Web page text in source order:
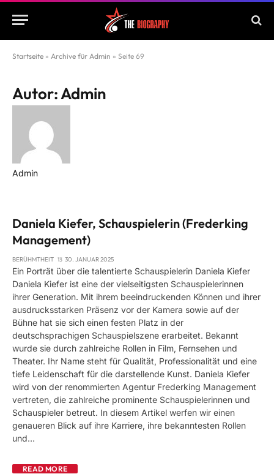
Startseite » Archive für Admin » Seite 69
Autor:Admin
Admin
Daniela Kiefer, Schauspielerin (Frederking
Management)
BERÜHMTHEIT 30. JANUAR 2025
Ein Porträt über die talentierte Schauspielerin Daniela Kiefer
Daniela Kiefer ist eine der vielseitigsten Schauspielerinnen
ihrer Generation. Mit ihrem beeindruckenden Können und ihrer
ausdrucksstarken Präsenz vor der Kamera sowie auf der
Bühne hat sie sich einen festen Platz in der
deutschsprachigen Schauspielszene erarbeitet. Bekannt
wurde sie durch zahlreiche Rollen in Film, Fernsehen und
Theater. Ihr Name steht für Qualität, Professionalität und eine
tiefe Leidenschaft für die darstellende Kunst. Daniela Kiefer
wird von der renommierten Agentur Frederking Management
vertreten, die zahlreiche prominente Schauspielerinnen und
Schauspieler betreut. In diesem Artikel werfen wir einen
genaueren Blick auf ihre Karriere, ihre bekanntesten Rollen
und…
READ MORE